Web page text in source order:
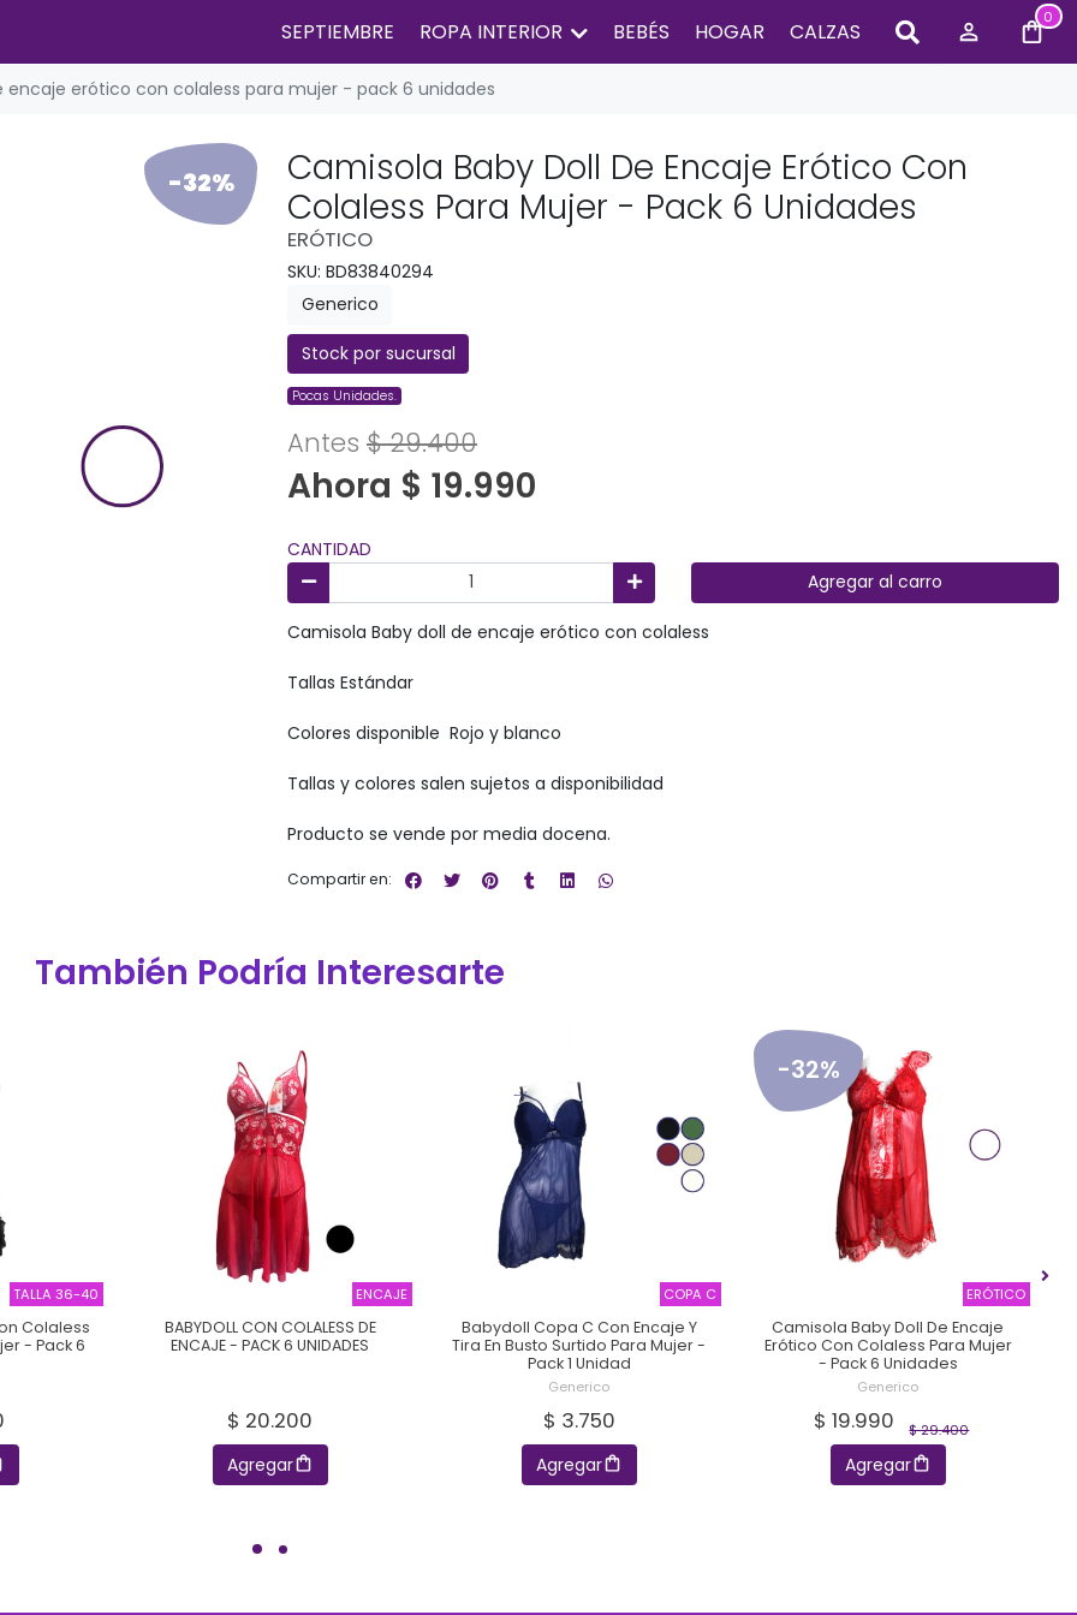
SEPTIEMBRE ROPA INTERIOR BEBÉS HOGAR CALZAS
0
encaje erótico con colaless para mujer - pack 6 unidades
-32%
Camisola Baby Doll De Encaje Erótico Con
Colaless Para Mujer - Pack 6 Unidades
ERÓTICO
SKU: BD83840294
Generico
Stock por sucursal
Pocas Unidades.
Antes $ 29.400
Ahora $ 19.990
CANTIDAD
Agregar al carro
Camisola Baby doll de encaje erótico con colaless
Tallas Estándar
Colores disponible Rojo y blanco
Tallas y colores salen sujetos a disponibilidad
Producto se vende por media docena.
Compartir en:
También Podría Interesarte
TALLA 36-40
Colaless
- Pack 6
ENCAJE
BABYDOLL CON COLALESS DE
ENCAJE - PACK 6 UNIDADES
$ 20.200
Agregar
COPA C
Babydoll Copa C Con Encaje Y
Tira En Busto Surtido Para Mujer -
Pack 1 Unidad
Generico
$ 3.750
Agregar
-32%
ERÓTICO
Camisola Baby Doll De Encaje
Erótico Con Colaless Para Mujer
- Pack 6 Unidades
Generico
$ 29.400
$ 19.990
Agregar